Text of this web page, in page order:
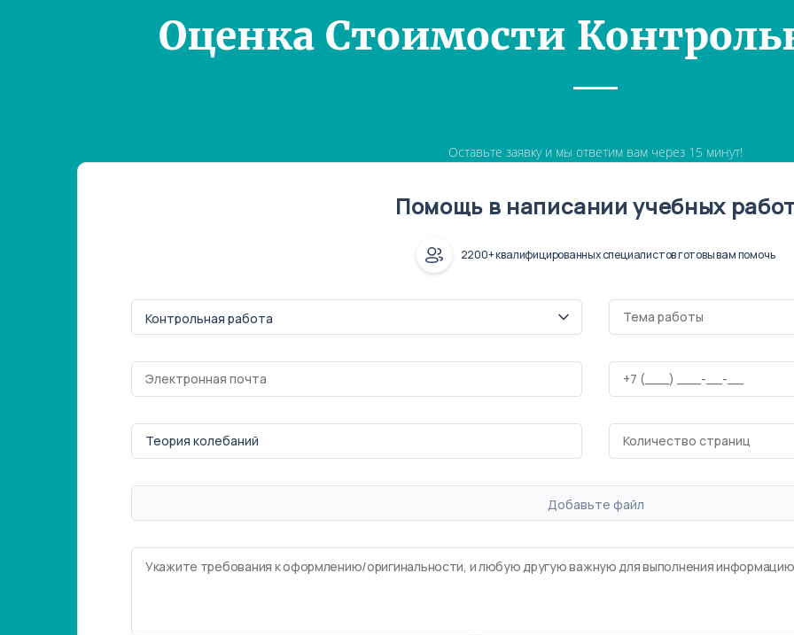
Оценка Стоимости
Оставьте заявку и мы ответим вам через 15 минут!
Помощь в написании учебных
2200+ квалифицированных специалистов готовы вам помочь
Добавьте файл